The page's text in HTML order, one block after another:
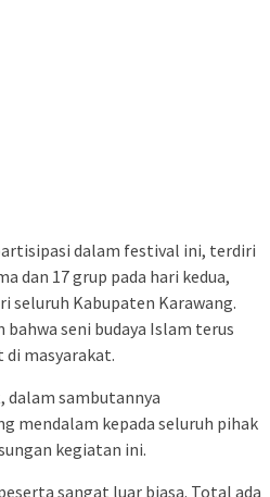
dalam festival ini, terdiri
dan 17 grup pada hari kedua,
seluruh Kabupaten Karawang.
seni budaya Islam terus
masyarakat.
dalam sambutannya
mendalam kepada seluruh pihak
kegiatan ini.
sangat luar biasa. Total ada